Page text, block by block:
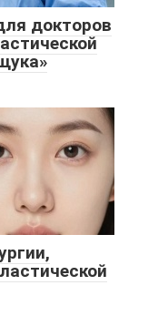
докторов